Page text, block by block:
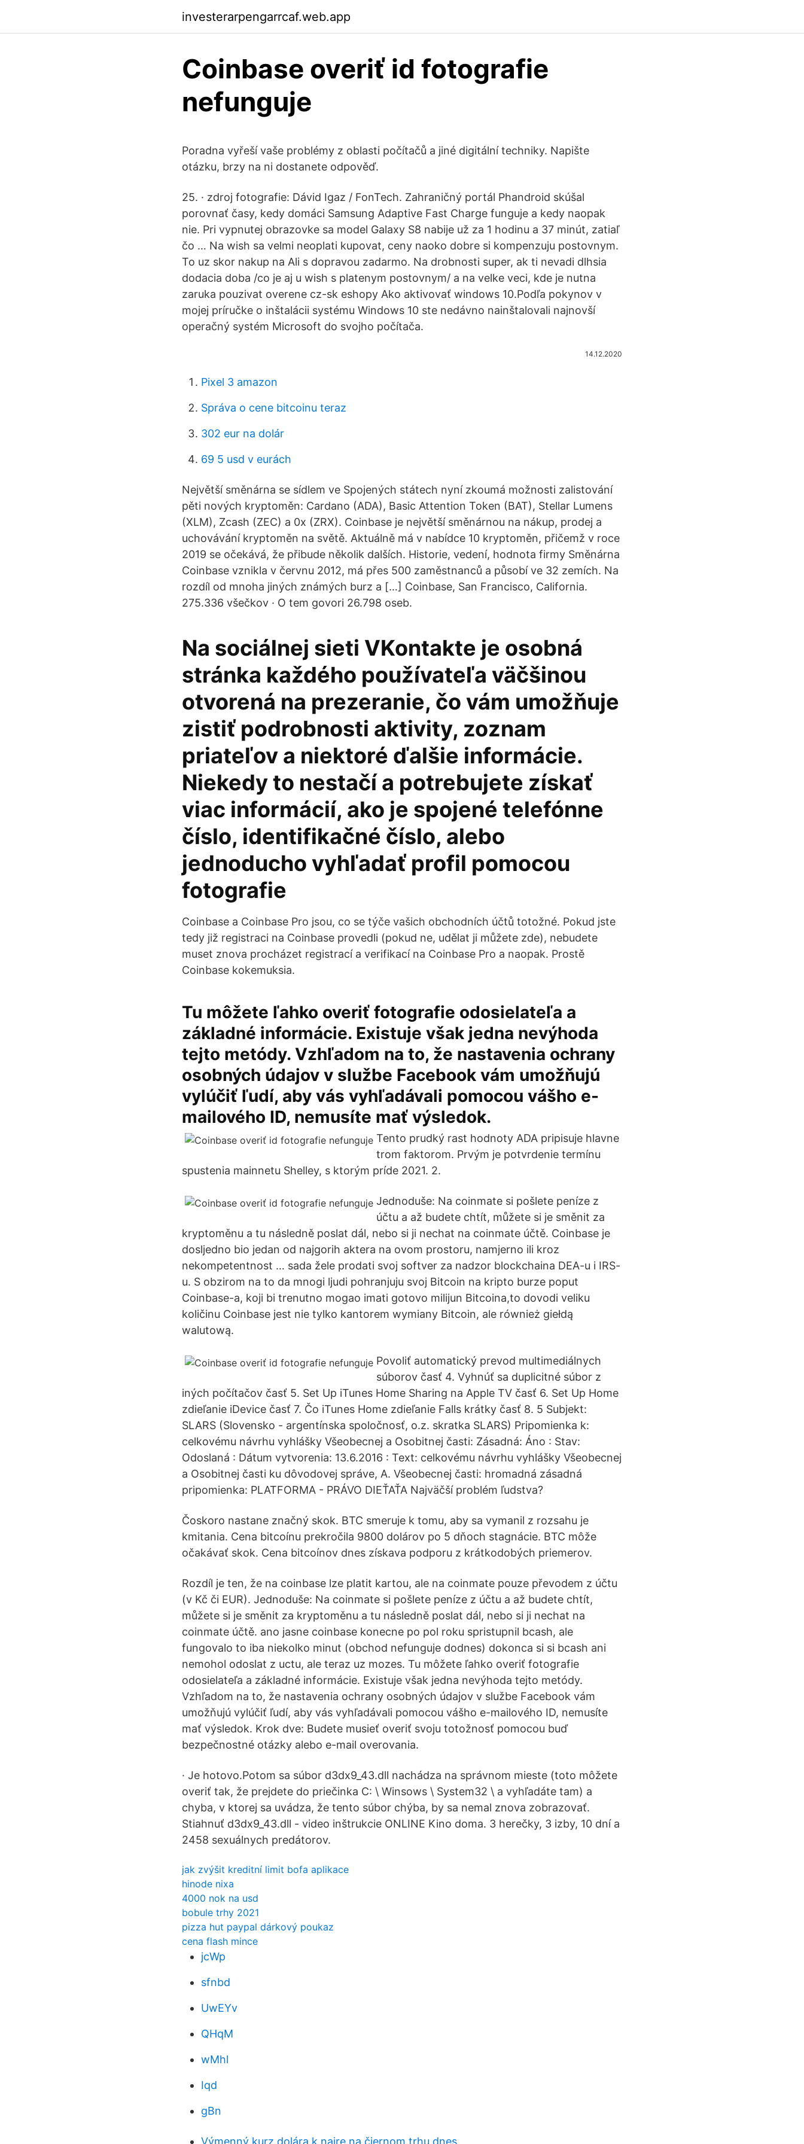
investerarpengarrcaf.web.app
Coinbase overiť id fotografie
nefunguje
Poradna vyřeší vaše problémy z oblasti počítačů a jiné digitální techniky. Napište
otázku, brzy na ni dostanete odpověď.
25. · zdroj fotografie: Dávid Igaz / FonTech. Zahraničný portál Phandroid skúšal
porovnať časy, kedy domáci Samsung Adaptive Fast Charge funguje a kedy naopak
nie. Pri vypnutej obrazovke sa model Galaxy S8 nabije už za 1 hodinu a 37 minút, zatiaľ
čo … Na wish sa velmi neoplati kupovat, ceny naoko dobre si kompenzuju postovnym.
To uz skor nakup na Ali s dopravou zadarmo. Na drobnosti super, ak ti nevadi dlhsia
dodacia doba /co je aj u wish s platenym postovnym/ a na velke veci, kde je nutna
zaruka pouzivat overene cz-sk eshopy Ako aktivovať windows 10.Podľa pokynov v
mojej príručke o inštalácii systému Windows 10 ste nedávno nainštalovali najnovší
operačný systém Microsoft do svojho počítača.
14.12.2020
Pixel 3 amazon
Správa o cene bitcoinu teraz
302 eur na dolár
69 5 usd v eurách
Největší směnárna se sídlem ve Spojených státech nyní zkoumá možnosti zalistování
pěti nových kryptoměn: Cardano (ADA), Basic Attention Token (BAT), Stellar Lumens
(XLM), Zcash (ZEC) a 0x (ZRX). Coinbase je největší směnárnou na nákup, prodej a
uchovávání kryptoměn na světě. Aktuálně má v nabídce 10 kryptoměn, přičemž v roce
2019 se očekává, že přibude několik dalších. Historie, vedení, hodnota firmy Směnárna
Coinbase vznikla v červnu 2012, má přes 500 zaměstnanců a působí ve 32 zemích. Na
rozdíl od mnoha jiných známých burz a […] Coinbase, San Francisco, California.
275.336 všečkov · O tem govori 26.798 oseb.
Na sociálnej sieti VKontakte je osobná
stránka každého používateľa väčšinou
otvorená na prezeranie, čo vám umožňuje
zistiť podrobnosti aktivity, zoznam
priateľov a niektoré ďalšie informácie.
Niekedy to nestačí a potrebujete získať
viac informácií, ako je spojené telefónne
číslo, identifikačné číslo, alebo
jednoducho vyhľadať profil pomocou
fotografie
Coinbase a Coinbase Pro jsou, co se týče vašich obchodních účtů totožné. Pokud jste
tedy již registraci na Coinbase provedli (pokud ne, udělat ji můžete zde), nebudete
muset znova procházet registrací a verifikací na Coinbase Pro a naopak. Prostě
Coinbase kokemuksia.
Tu môžete ľahko overiť fotografie odosielateľa a
základné informácie. Existuje však jedna nevýhoda
tejto metódy. Vzhľadom na to, že nastavenia ochrany
osobných údajov v službe Facebook vám umožňujú
vylúčiť ľudí, aby vás vyhľadávali pomocou vášho e-
mailového ID, nemusíte mať výsledok.
Tento prudký rast hodnoty ADA pripisuje hlavne
trom faktorom. Prvým je potvrdenie termínu
spustenia mainnetu Shelley, s ktorým príde 2021. 2.
Jednoduše: Na coinmate si pošlete peníze z
účtu a až budete chtít, můžete si je směnit za
kryptoměnu a tu následně poslat dál, nebo si ji nechat na coinmate účtě. Coinbase je
dosljedno bio jedan od najgorih aktera na ovom prostoru, namjerno ili kroz
nekompetentnost … sada žele prodati svoj softver za nadzor blockchaina DEA-u i IRS-
u. S obzirom na to da mnogi ljudi pohranjuju svoj Bitcoin na kripto burze poput
Coinbase-a, koji bi trenutno mogao imati gotovo milijun Bitcoina,to dovodi veliku
količinu Coinbase jest nie tylko kantorem wymiany Bitcoin, ale również giełdą
walutową.
Povoliť automatický prevod multimediálnych
súborov časť 4. Vyhnúť sa duplicitné súbor z
iných počítačov časť 5. Set Up iTunes Home Sharing na Apple TV časť 6. Set Up Home
zdieľanie iDevice časť 7. Čo iTunes Home zdieľanie Falls krátky časť 8. 5 Subjekt:
SLARS (Slovensko - argentínska spoločnosť, o.z. skratka SLARS) Pripomienka k:
celkovému návrhu vyhlášky Všeobecnej a Osobitnej časti: Zásadná: Áno : Stav:
Odoslaná : Dátum vytvorenia: 13.6.2016 : Text: celkovému návrhu vyhlášky Všeobecnej
a Osobitnej časti ku dôvodovej správe, A. Všeobecnej časti: hromadná zásadná
pripomienka: PLATFORMA - PRÁVO DIEŤAŤA Najväčší problém ľudstva?
Čoskoro nastane značný skok. BTC smeruje k tomu, aby sa vymanil z rozsahu je
kmitania. Cena bitcoínu prekročila 9800 dolárov po 5 dňoch stagnácie. BTC môže
očakávať skok. Cena bitcoínov dnes získava podporu z krátkodobých priemerov.
Rozdíl je ten, že na coinbase lze platit kartou, ale na coinmate pouze převodem z účtu
(v Kč či EUR). Jednoduše: Na coinmate si pošlete peníze z účtu a až budete chtít,
můžete si je směnit za kryptoměnu a tu následně poslat dál, nebo si ji nechat na
coinmate účtě. ano jasne coinbase konecne po pol roku spristupnil bcash, ale
fungovalo to iba niekolko minut (obchod nefunguje dodnes) dokonca si si bcash ani
nemohol odoslat z uctu, ale teraz uz mozes. Tu môžete ľahko overiť fotografie
odosielateľa a základné informácie. Existuje však jedna nevýhoda tejto metódy.
Vzhľadom na to, že nastavenia ochrany osobných údajov v službe Facebook vám
umožňujú vylúčiť ľudí, aby vás vyhľadávali pomocou vášho e-mailového ID, nemusíte
mať výsledok. Krok dve: Budete musieť overiť svoju totožnosť pomocou buď
bezpečnostné otázky alebo e-mail overovania.
· Je hotovo.Potom sa súbor d3dx9_43.dll nachádza na správnom mieste (toto môžete
overiť tak, že prejdete do priečinka C: \ Winsows \ System32 \ a vyhľadáte tam) a
chyba, v ktorej sa uvádza, že tento súbor chýba, by sa nemal znova zobrazovať.
Stiahnuť d3dx9_43.dll - video inštrukcie ONLINE Kino doma. 3 herečky, 3 izby, 10 dní a
2458 sexuálnych predátorov.
jak zvýšit kreditní limit bofa aplikace
hinode nixa
4000 nok na usd
bobule trhy 2021
pizza hut paypal dárkový poukaz
cena flash mince
jcWp
sfnbd
UwEYv
QHqM
wMhl
Iqd
gBn
Výmenný kurz dolára k naire na čiernom trhu dnes